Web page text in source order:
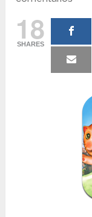
18
SHARES